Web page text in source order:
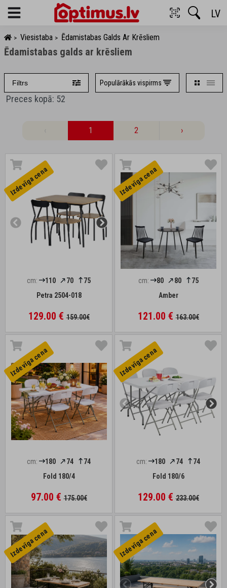
Menu LV
> Viesistaba > Ēdamistabas Galds Ar Krēsliem
Ēdamistabas galds ar krēsliem
Filtrs Populārākās vispirms
Preces kopā: 52
‹ 1 2 ›
Izdevīga cena
cm: 110 70
75
Petra 2504-018
129.00 €159.00€
Izdevīga cena
cm: 80 80
75
Amber
121.00 €163.00€
Izdevīga cena
cm: 180 74
74
Fold 180/4
97.00 €175.00€
Izdevīga cena
cm: 180 74
74
Fold 180/6
129.00 €233.00€
Izdevīga cena Izdevīga cena